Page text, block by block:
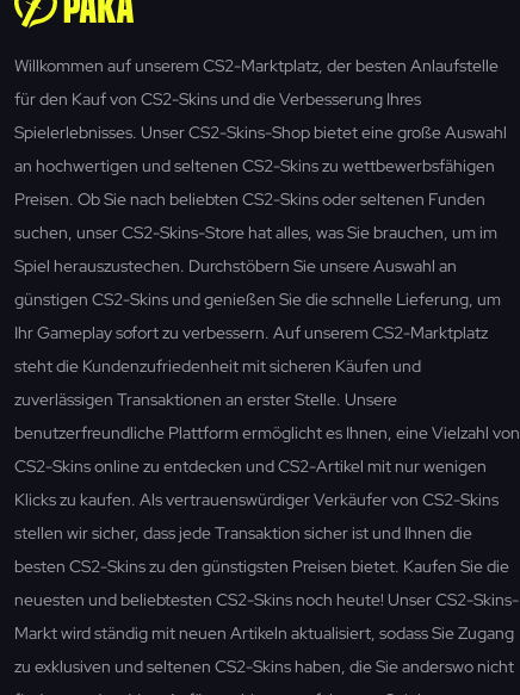
Willkommen auf unserem CS2-Marktplatz, der besten Anlaufstelle
für den Kauf von CS2-Skins und die Verbesserung Ihres
Spielerlebnisses. Unser CS2-Skins-Shop bietet eine große Auswahl
an hochwertigen und seltenen CS2-Skins zu wettbewerbsfähigen
Preisen. Ob Sie nach beliebten CS2-Skins oder seltenen Funden
suchen, unser CS2-Skins-Store hat alles, was Sie brauchen, um im
Spiel herauszustechen. Durchstöbern Sie unsere Auswahl an
günstigen CS2-Skins und genießen Sie die schnelle Lieferung, um
Ihr Gameplay sofort zu verbessern. Auf unserem CS2-Marktplatz
steht die Kundenzufriedenheit mit sicheren Käufen und
zuverlässigen Transaktionen an erster Stelle. Unsere
benutzerfreundliche Plattform ermöglicht es Ihnen, eine Vielzahl von
CS2-Skins online zu entdecken und CS2-Artikel mit nur wenigen
Klicks zu kaufen. Als vertrauenswürdiger Verkäufer von CS2-Skins
stellen wir sicher, dass jede Transaktion sicher ist und Ihnen die
besten CS2-Skins zu den günstigsten Preisen bietet. Kaufen Sie die
neuesten und beliebtesten CS2-Skins noch heute! Unser CS2-Skins-
Markt wird ständig mit neuen Artikeln aktualisiert, sodass Sie Zugang
zu exklusiven und seltenen CS2-Skins haben, die Sie anderswo nicht